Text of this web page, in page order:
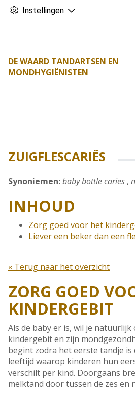
Instellingen
DE WAARD TANDARTSEN EN
MONDHYGIËNISTEN
ZUIGFLESCARIËS
Synoniemen:baby bottle caries ,
INHOUD
Zorg goed voor het
Liever een beker dan een
« Terug naar het overzicht
ZORG GOED
KINDERGEBIT
Als de baby er is, wil je
kindergebit en zijn
begint zodra het eerste tandje
leeftijd waarop kinderen hun
verschilt per kind. Doorgaans
melktand door tussen de zes en